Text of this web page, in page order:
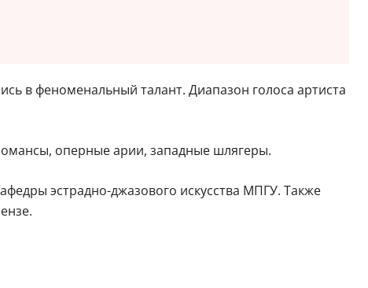
в феноменальный талант. Диапазон голоса артиста
оперные арии, западные шлягеры.
эстрадно-джазового искусства МПГУ. Также